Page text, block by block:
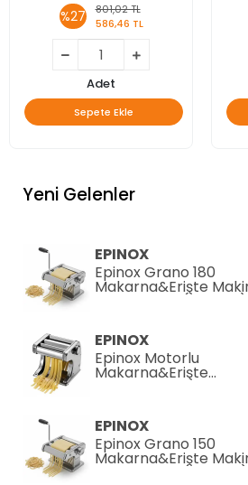
%27
801,02 TL
586,46 TL
Adet
Sepete Ekle
Yeni Gelenler
EPINOX
Epinox Grano 180
Makarna&Erişte
2mm+6mm (GR-180)
EPINOX
Epinox Motorlu
Makarna&Erişte
Makinesi 2mm+6mm
EPINOX
Epinox Grano 150
Makarna&Erişte
2mm+4mm (GR-150)